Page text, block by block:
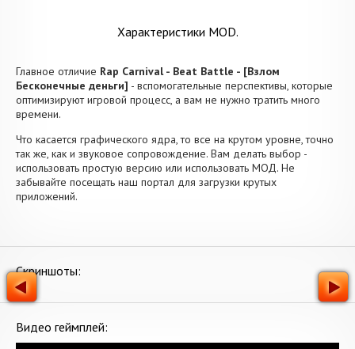
Характеристики MOD.
Главное отличие Rap Carnival - Beat Battle - [Взлом
Бесконечные деньги] - вспомогательные перспективы, которые
оптимизируют игровой процесс, а вам не нужно тратить много
времени.
Что касается графического ядра, то все на крутом уровне, точно
так же, как и звуковое сопровождение. Вам делать выбор -
использовать простую версию или использовать МОД. Не
забывайте посещать наш портал для загрузки крутых
приложений.
Скриншоты:
Видео геймплей: